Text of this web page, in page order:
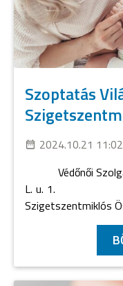
Szoptatás
2024.10.21 11:02
Védőnői
L. u. 1.
Szigetszentmiklós